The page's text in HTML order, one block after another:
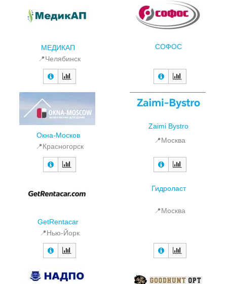
МЕДИКАП
📍Челябинск
СОФОС
Окна-Москов
📍Красногорск
Zaimi Bystro
📍Москва
GetRentacar
📍Нью-Йорк
Гидроласт
📍Москва